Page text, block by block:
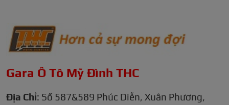
Gara Ô Tô Mỹ Đình THC
Địa Chỉ: Số 587&589 Phúc Diễn, Xuân Phương,